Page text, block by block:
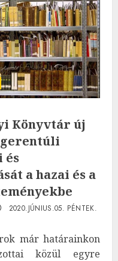
Könyvtár új
és
a hazai és a
2020.JÚNIUS.05. PÉNTEK.
már határainkon
közül egyre